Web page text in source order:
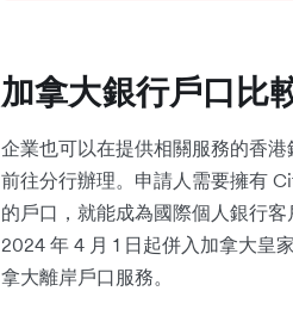
加拿大銀行戶口比
企業也可以在提供相關服務的香
前往分行辦理。申請人需要擁有
的戶口，就能成為國際個人銀行
2024 年 4 月 1 日起併入加拿大皇
拿大離岸戶口服務。